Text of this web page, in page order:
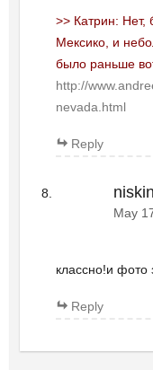
>> Катрин: Нет,
Мексико, и
было раньше
http://
nevada.html
Reply
May
классно!и фото
Reply